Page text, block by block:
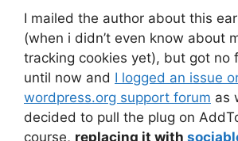
I mailed the author about this
(when i didn’t even know about
tracking cookies yet), but got no
until now and I logged an issue
wordpress.org support forum as
decided to pull the plug on
course, replacing it with